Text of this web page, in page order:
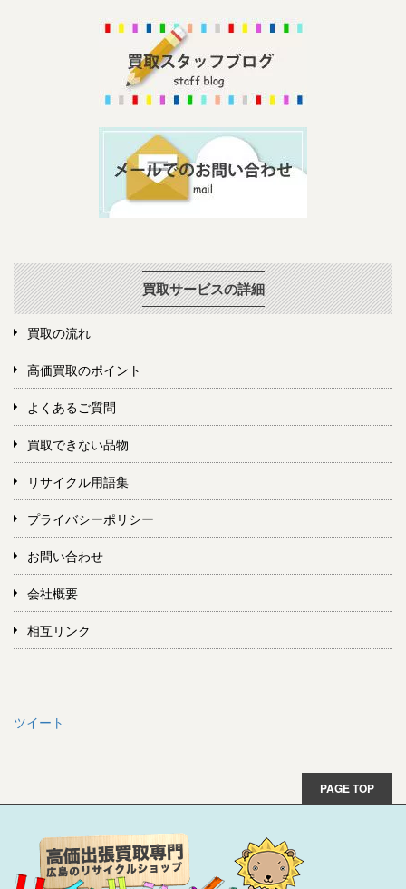
買取サービスの詳細
買取の流れ
高価買取のポイント
よくあるご質問
買取できない品物
リサイクル用語集
プライバシーポリシー
お問い合わせ
会社概要
相互リンク
ツイート
PAGE TOP